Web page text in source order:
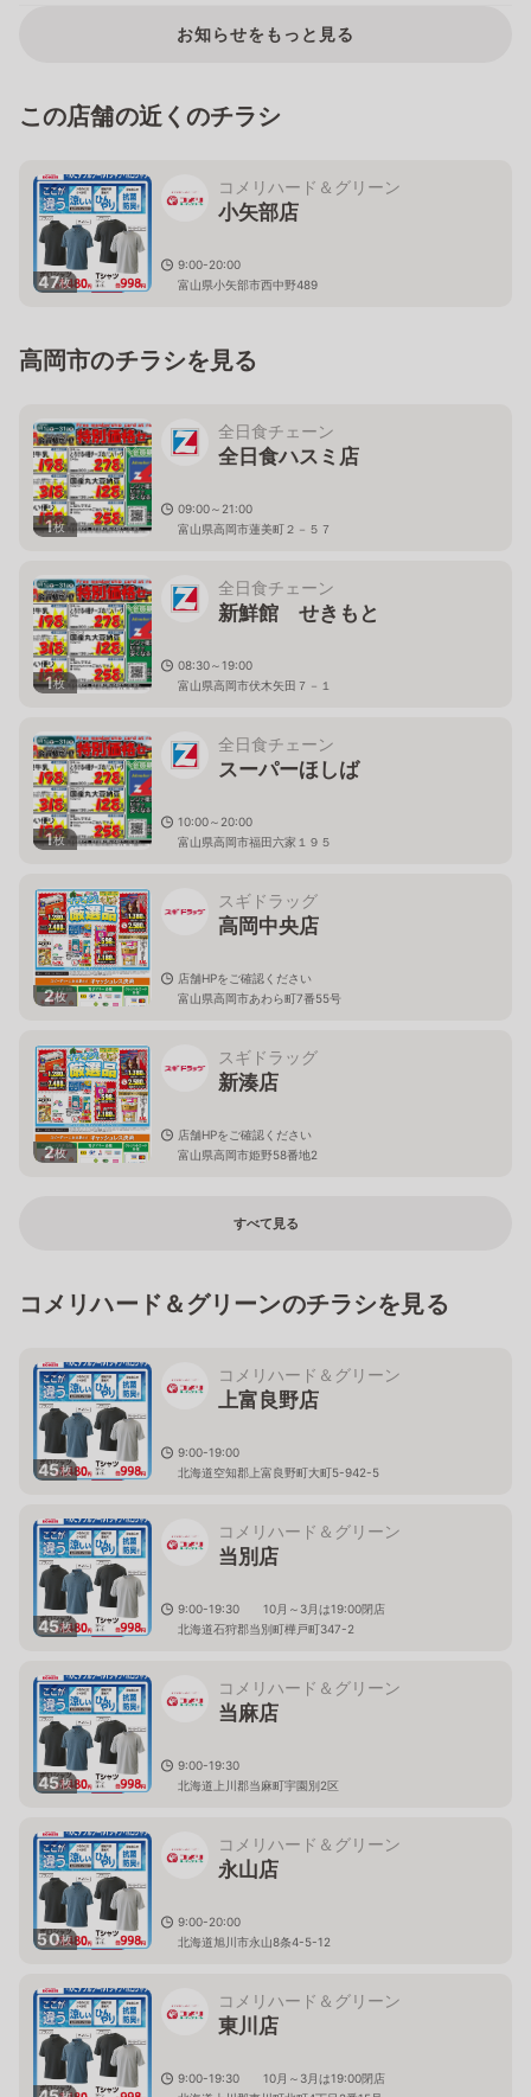
お知らせをもっと見る
この店舗の近くのチラシ
47枚
コメリハード＆グリーン
小矢部店
9:00-20:00
富山県小矢部市西中野489
高岡市のチラシを見る
1枚
全日食チェーン
全日食ハスミ店
09:00～21:00
富山県高岡市蓮美町２－５７
1枚
全日食チェーン
新鮮館 せきもと
08:30～19:00
富山県高岡市伏木矢田７－１
1枚
全日食チェーン
スーパーほしば
10:00～20:00
富山県高岡市福田六家１９５
2枚
スギドラッグ
高岡中央店
店舗HPをご確認ください
富山県高岡市あわら町7番55号
2枚
スギドラッグ
新湊店
店舗HPをご確認ください
富山県高岡市姫野58番地2
すべて見る
コメリハード＆グリーンのチラシを見る
45枚
コメリハード＆グリーン
上富良野店
9:00-19:00
北海道空知郡上富良野町大町5-942-5
45枚
コメリハード＆グリーン
当別店
9:00-19:30 10月～3月は19:00閉店
北海道石狩郡当別町樺戸町347-2
45枚
コメリハード＆グリーン
当麻店
9:00-19:30
北海道上川郡当麻町宇園別2区
50枚
コメリハード＆グリーン
永山店
9:00-20:00
北海道旭川市永山8条4-5-12
コメリハード＆グリーン
東川店
9:00-19:30 10月～3月は19:00閉店